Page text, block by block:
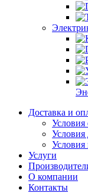
Доставка и
Условия
Условия
Условия
Услуги
О компании
Контакты